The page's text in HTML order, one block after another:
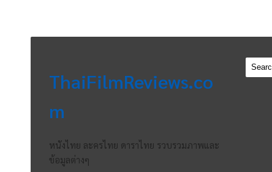
ThaiFilmReviews.co
m
หนังไทย ละครไทย ดาราไทย รวบรวมภาพและ
ข้อมูลต่างๆ